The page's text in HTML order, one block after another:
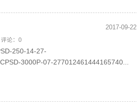
2017-09-22
评论：0
250-14-27-
3000P-07-277012461444165740...